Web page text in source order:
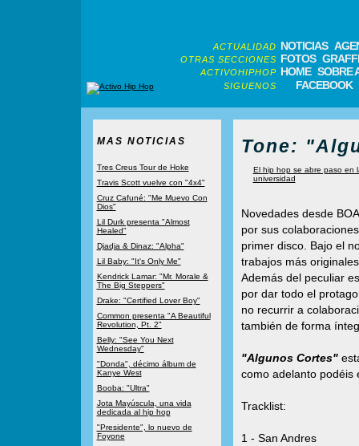
ACTUALIDAD NOTICIAS
OTRAS SECCIONES FOTOS
ACTIVOHIPHOP HOME SOBRE
SIGUENOS FACEBOOK
MAS NOTICIAS
Tres Creus Tour de Hoke
Travis Scott vuelve con "4x4"
Cruz Cafuné: "Me Muevo Con
Dios"
Lil Durk presenta "Almost
Healed"
Djadja & Dinaz: "Alpha"
Lil Baby: "It's Only Me"
Kendrick Lamar: "Mr. Morale &
The Big Steppers"
Drake: "Certified Lover Boy"
Common presenta "A Beautiful
Revolution, Pt. 2"
Belly: "See You Next
Wednesday"
"Donda", décimo álbum de
Kanye West
Booba: "Ultra"
Jota Mayúscula, una vida
dedicada al hip hop
"Presidente", lo nuevo de
Foyone
Tone:
El hip hop se abre paso en
universidad
Novedades desde
por sus
primer disco. Bajo el
trabajos más
Además del peculiar
por dar todo el
no recurrir a
también de forma
"Algunos Cortes"
como adelanto
Tracklist:
1 - San Andres